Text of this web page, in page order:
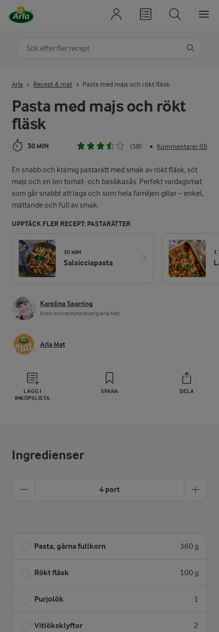
Pasta med majs och rökt
fläsk
30 MIN (38) • Kommentarer (0)
En snabb och krämig pastarätt med smak av rökt fläsk, söt
majs och en len tomat- och basilikasås. Perfekt vardagsmat
som går snabbt att laga och som hela familjen gillar – enkel,
mättande och full av smak.
UPPTÄCK FLER RECEPT: PASTARÄTTER
30 MIN
Salsicciapasta
1
Karolina Sparring
Kock och receptansvarig Arla Mat
Arla Mat
LÄGG I
INKÖPSLISTA
SPARA DELA
Arla Recept & mat Pasta med majs och rökt fläsk
Ingredienser
4 port
Pasta, gärna fullkorn 360 g
Rökt fläsk 100 g
Purjolök 1
Vitlöksklyftor 2
Sök på kategori eller ingrediens